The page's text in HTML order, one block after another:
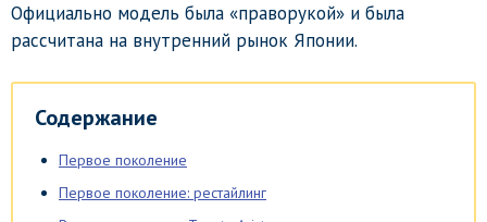
Официально модель была «праворукой» и была
рассчитана на внутренний рынок Японии.
Содержание
Первое поколение
Первое поколение: рестайлинг